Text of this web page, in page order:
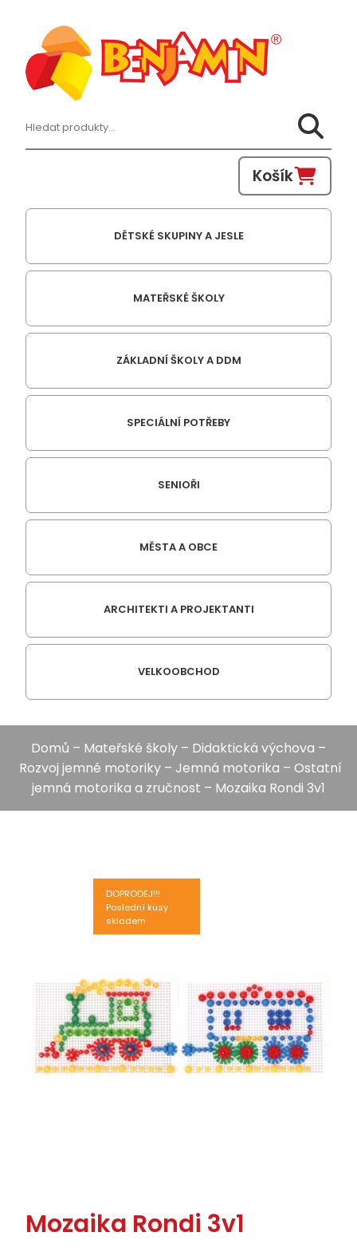
Hledat:
Košík
DĚTSKÉ SKUPINY A JESLE
MATEŘSKÉ ŠKOLY
ZÁKLADNÍ ŠKOLY A DDM
SPECIÁLNÍ POTŘEBY
SENIOŘI
MĚSTA A OBCE
ARCHITEKTI A PROJEKTANTI
VELKOOBCHOD
Domů – Mateřské školy – Didaktická výchova –
Rozvoj jemné motoriky– Jemná motorika – Ostatní
jemná motorika a zručnost – Mozaika Rondi 3v1
DOPRODEJ!!!
Poslední kusy
skladem
Mozaika Rondi 3v1